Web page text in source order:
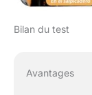
Bilan du test
Avantages